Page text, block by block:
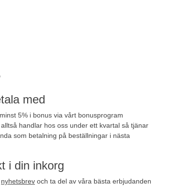
med
5% i bonus via vårt bonusprogram
handlar hos oss under ett kvartal så tjänar
som betalning på beställningar i nästa
i din inkorg
nyhetsbrev och ta del av våra bästa erbjudanden